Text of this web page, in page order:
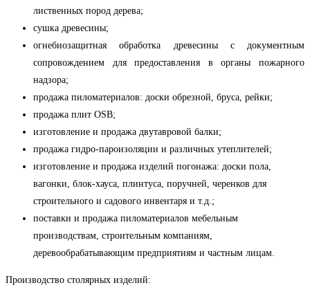
лиственных пород дерева;
сушка древесины;
огнебиозащитная обработка древесины с документным
сопровождением для предоставления в органы пожарного
надзора;
продажа пиломатериалов: доски обрезной, бруса, рейки;
продажа плит OSB;
изготовление и продажа двутавровой балки;
продажа гидро-пароизоляции и различных утеплителей;
изготовление и продажа изделий погонажа: доски пола,
вагонки, блок-хауса, плинтуса, поручней, черенков для
строительного и садового инвентаря и т.д.;
поставки и продажа пиломатериалов мебельным
производствам, строительным компаниям,
деревообрабатывающим предприятиям и частным лицам.
Производство столярных изделий: